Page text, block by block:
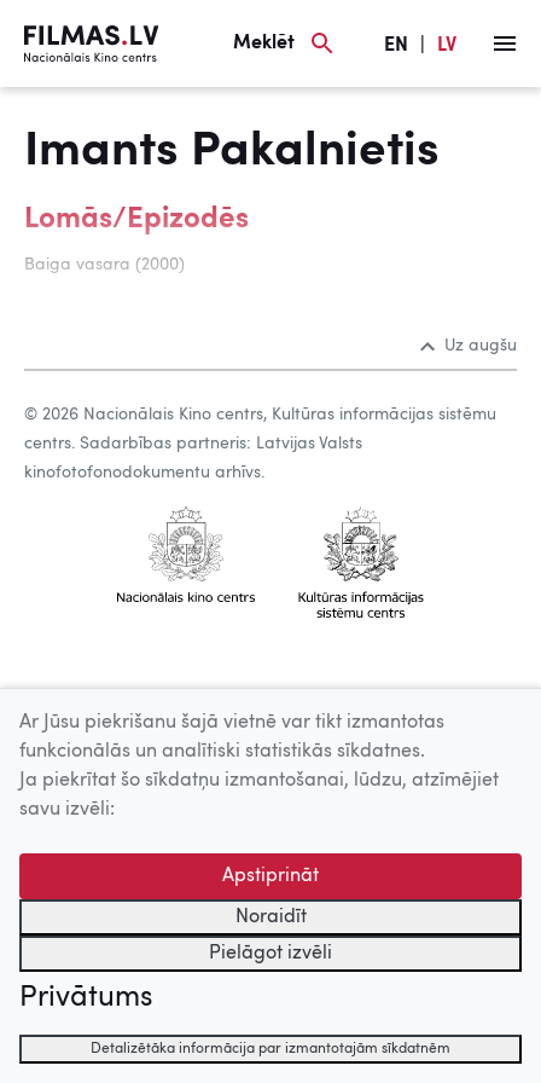
Meklēt EN LV
Imants Pakalnietis
Lomās/Epizodēs
Baiga vasara (2000)
Uz augšu
© 2026 Nacionālais Kino centrs, Kultūras informācijas sistēmu
centrs. Sadarbības partneris: Latvijas Valsts
kinofotofonodokumentu arhīvs.
Ar Jūsu piekrišanu šajā vietnē var tikt izmantotas
funkcionālās un analītiski statistikās sīkdatnes.
Ja piekrītat šo sīkdatņu izmantošanai, lūdzu, atzīmējiet
savu izvēli:
Apstiprināt
Noraidīt
Pielāgot izvēli
Privātums
Detalizētāka informācija par izmantotajām sīkdatnēm